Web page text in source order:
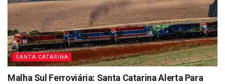
SANTA CATARINA
Malha Sul Ferroviária: Santa Catarina Alerta Para